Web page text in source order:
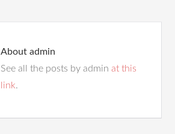
About admin
See all the posts by adminat this
link.